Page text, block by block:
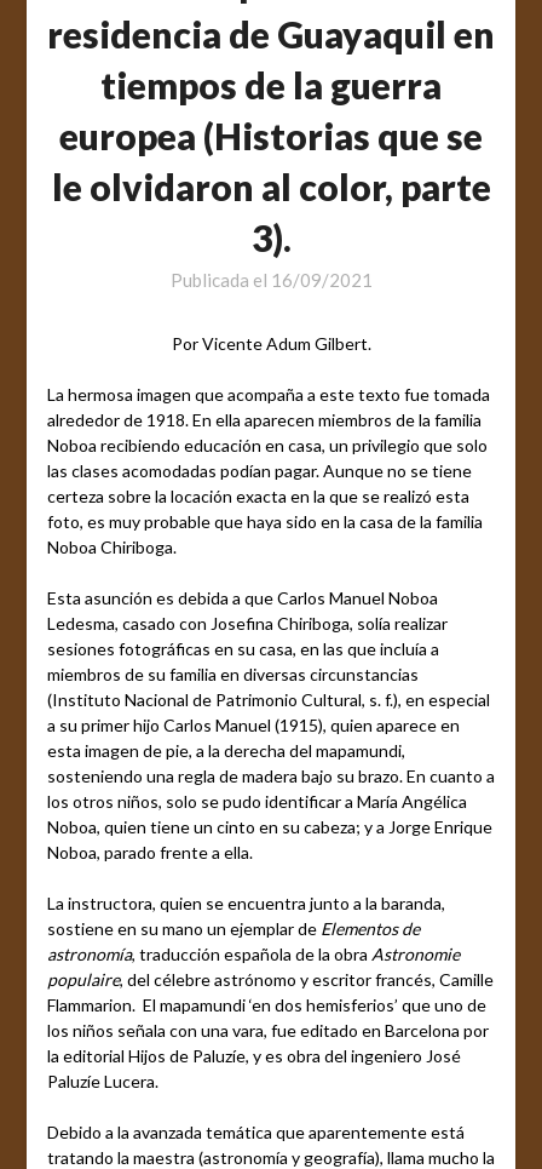
residencia de Guayaquil en
tiempos de la guerra
europea (Historias que se
le olvidaron al color, parte
3).
Publicada el 16/09/2021
Por Vicente Adum Gilbert.
La hermosa imagen que acompaña a este texto fue tomada
alrededor de 1918. En ella aparecen miembros de la familia
Noboa recibiendo educación en casa, un privilegio que solo
las clases acomodadas podían pagar. Aunque no se tiene
certeza sobre la locación exacta en la que se realizó esta
foto, es muy probable que haya sido en la casa de la familia
Noboa Chiriboga.
Esta asunción es debida a que Carlos Manuel Noboa
Ledesma, casado con Josefina Chiriboga, solía realizar
sesiones fotográficas en su casa, en las que incluía a
miembros de su familia en diversas circunstancias
(Instituto Nacional de Patrimonio Cultural, s. f.), en especial
a su primer hijo Carlos Manuel (1915), quien aparece en
esta imagen de pie, a la derecha del mapamundi,
sosteniendo una regla de madera bajo su brazo. En cuanto a
los otros niños, solo se pudo identificar a María Angélica
Noboa, quien tiene un cinto en su cabeza; y a Jorge Enrique
Noboa, parado frente a ella.
La instructora, quien se encuentra junto a la baranda,
sostiene en su mano un ejemplar de Elementos de
astronomía, traducción española de la obra Astronomie
populaire, del célebre astrónomo y escritor francés, Camille
Flammarion. El mapamundi ‘en dos hemisferios’ que uno de
los niños señala con una vara, fue editado en Barcelona por
la editorial Hijos de Paluzíe, y es obra del ingeniero José
Paluzíe Lucera.
Debido a la avanzada temática que aparentemente está
tratando la maestra (astronomía y geografía), llama mucho la